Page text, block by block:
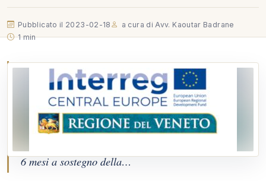
Pubblicato il 2023-02-18
a cura di Avv. Kaoutar Badrane
1 min
Opportunità per giovani 18-30 di collaborare alle
attività di comunicazione del Punto di Contatto
Nazionale Italiano di Interreg CENTRAL EUROPE
Programme a Venezia c/o Regione del Veneto - U.O.
6 mesi a sostegno della…